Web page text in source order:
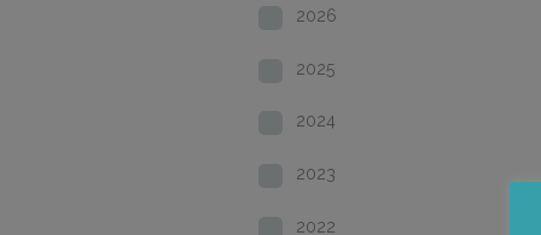
2026
2025
2024
2023
2022